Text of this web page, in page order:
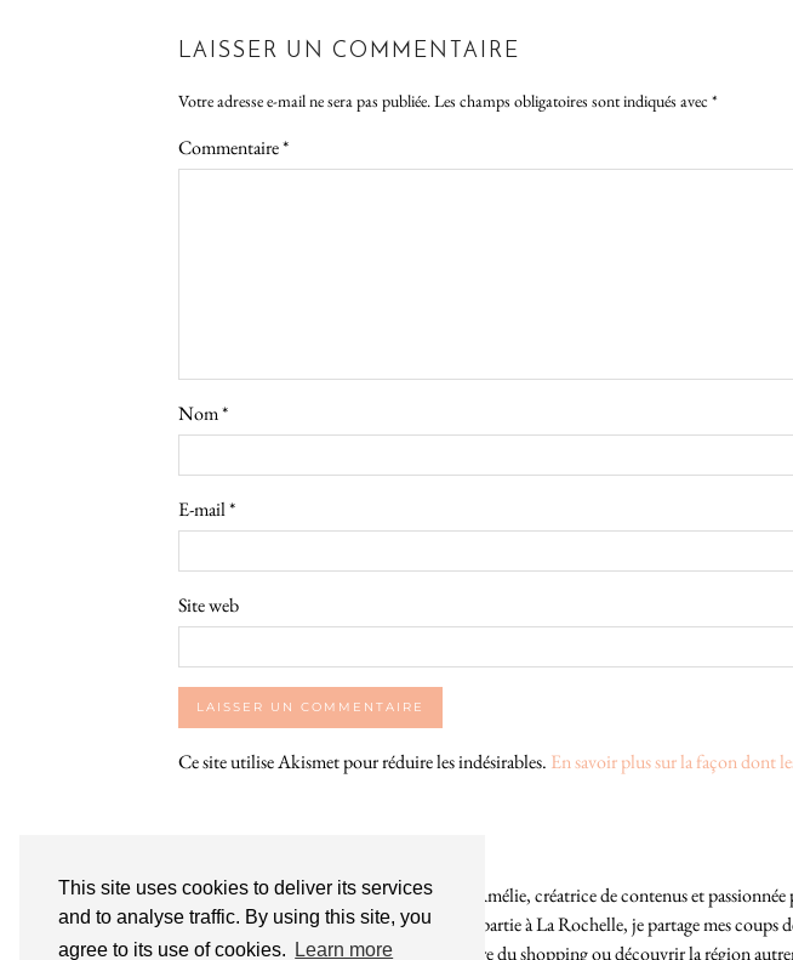
This site uses cookies to deliver its services
and to analyse traffic. By using this site, you
agree to its use of cookies.
Learn more
LAISSER UN COMMENTAIRE
Votre adresse e-mail ne sera pas publiée.Les champs obligatoires sont indiqués avec *
Commentaire*
Nom*
E-mail*
Site web
Ce site utilise Akismet pour réduire les indésirables. En savoir plus sur la façon dont
Bienvenue sur le So Girly Blog ! Je suis Amélie, créatrice de contenus et passionnée
années. À travers ce blog dédié en grande partie à La Rochelle, je partage mes coups
rochelaises pour bruncher, se balader, faire du shopping ou découvrir la région